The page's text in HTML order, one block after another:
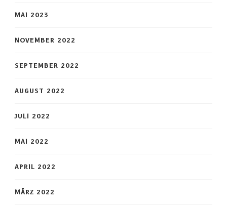
MAI 2023
NOVEMBER 2022
SEPTEMBER 2022
AUGUST 2022
JULI 2022
MAI 2022
APRIL 2022
MÄRZ 2022